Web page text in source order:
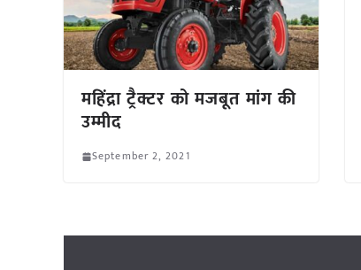
महिंद्रा ट्रैक्टर को मजबूत मांग की
उम्मीद
September 2, 2021